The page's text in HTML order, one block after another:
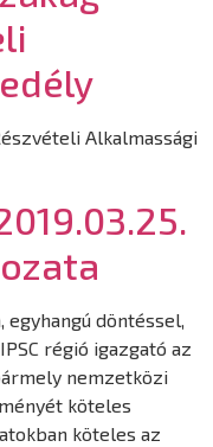
Alkalmassági
egyhangú döntéssel,
régió igazgató az
nemzetközi
köteles
köteles az